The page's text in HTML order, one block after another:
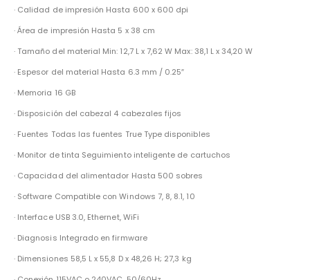
· Calidad de impresión Hasta 600 x 600 dpi
· Área de impresión Hasta 5 x 38 cm
· Tamaño del material Min: 12,7 L x 7,62 W Max: 38,1 L x 34,20 W
· Espesor del material Hasta 6.3 mm / 0.25″
· Memoria 16 GB
· Disposición del cabezal 4 cabezales fijos
· Fuentes Todas las fuentes True Type disponibles
· Monitor de tinta Seguimiento inteligente de cartuchos
· Capacidad del alimentador Hasta 500 sobres
· Software Compatible con Windows 7, 8, 8.1, 10
· Interface USB 3.0, Ethernet, WiFi
· Diagnosis Integrado en firmware
· Dimensiones 58,5 L x 55,8 D x 48,26 H; 27,3 kg